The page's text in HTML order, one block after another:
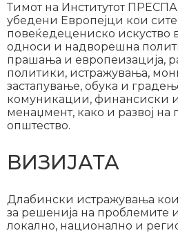
Тимот на Институтот ПРЕСПА
убедени Европејци кои
повеќедецениско искуство
односи и надворешна
прашања и европеизација,
политики, истражувања,
застапување, обука и
комуникации, финансиски
менаџмент, како и развој на
општество.
ВИЗИЈАТА
Длабински истражувања
за решенија на проблемите
локално, национално и